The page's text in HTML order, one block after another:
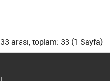
arası, toplam: 33 (1 Sayfa)